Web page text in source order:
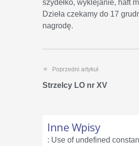
szydełko, wyklejanie, haft
Dzieła czekamy do 17
nagrodę.
Poprzedni artykuł
Strzelcy LO nr XV
Inne Wpisy
: Use of undefined